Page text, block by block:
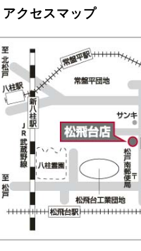
アクセスマップ